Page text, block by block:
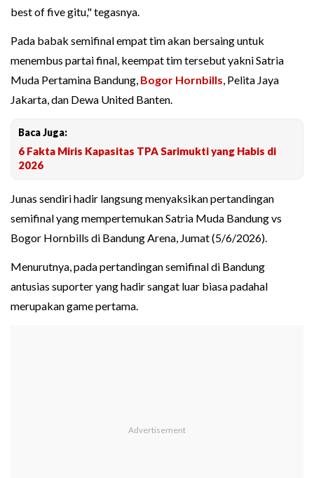
best of five gitu," tegasnya.
Pada babak semifinal empat tim akan bersaing untuk
menembus partai final, keempat tim tersebut yakni Satria
Muda Pertamina Bandung, Bogor Hornbills, Pelita Jaya
Jakarta, dan Dewa United Banten.
Baca Juga:
6 Fakta Miris Kapasitas TPA Sarimukti yang Habis di
2026
Junas sendiri hadir langsung menyaksikan pertandingan
semifinal yang mempertemukan Satria Muda Bandung vs
Bogor Hornbills di Bandung Arena, Jumat (5/6/2026).
Menurutnya, pada pertandingan semifinal di Bandung
antusias suporter yang hadir sangat luar biasa padahal
merupakan game pertama.